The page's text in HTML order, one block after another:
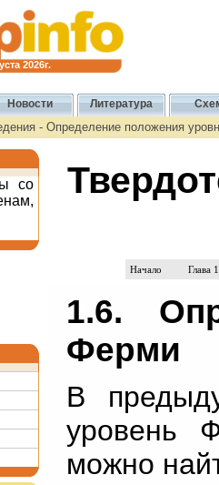
2026г.
Новости Литература
- Определение положения
со
Начало Глава 1
1.6.
Ферми
В
уровень
можно